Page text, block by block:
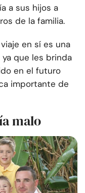
a sus hijos a
de la familia.
en sí es una
que les brinda
en el futuro
importante de
malo